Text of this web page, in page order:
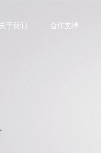
于我们 合作支持